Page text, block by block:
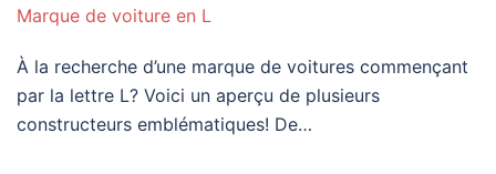
Marque de voiture en L
À la recherche d’une marque de voitures commençant
par la lettre L? Voici un aperçu de plusieurs
constructeurs emblématiques! De…